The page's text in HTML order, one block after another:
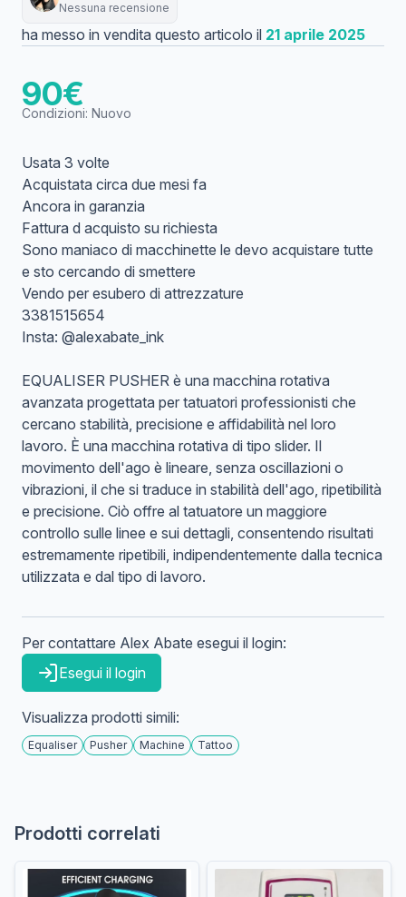
Nessuna recensione
ha messo in vendita questo articolo il 21 aprile 2025
90€
Condizioni: Nuovo
Usata 3 volte
Acquistata circa due mesi fa
Ancora in garanzia
Fattura d acquisto su richiesta
Sono maniaco di macchinette le devo acquistare tutte
e sto cercando di smettere
Vendo per esubero di attrezzature
3381515654
Insta: @alexabate_ink
EQUALISER PUSHER è una macchina rotativa
avanzata progettata per tatuatori professionisti che
cercano stabilità, precisione e affidabilità nel loro
lavoro. È una macchina rotativa di tipo slider. Il
movimento dell'ago è lineare, senza oscillazioni o
vibrazioni, il che si traduce in stabilità dell'ago, ripetibilità
e precisione. Ciò offre al tatuatore un maggiore
controllo sulle linee e sui dettagli, consentendo risultati
estremamente ripetibili, indipendentemente dalla tecnica
utilizzata e dal tipo di lavoro.
Per contattare Alex Abate esegui il login:
Esegui il login
Visualizza prodotti simili:
Equaliser Pusher Machine Tattoo
Prodotti correlati